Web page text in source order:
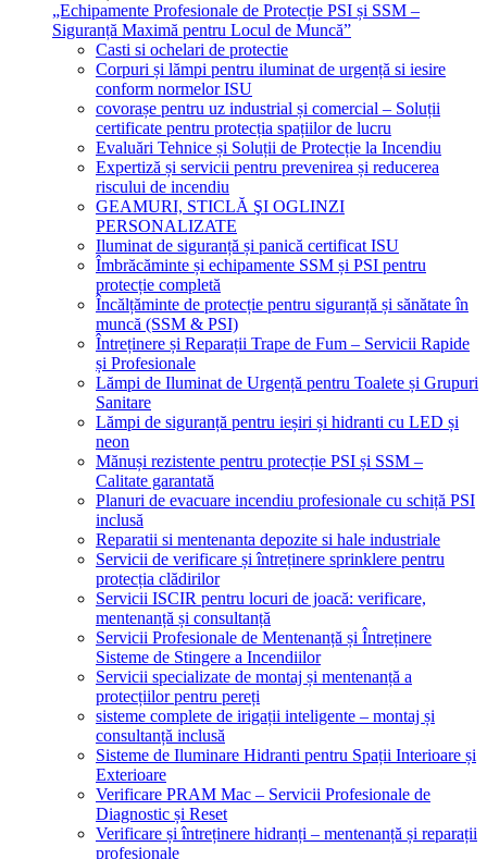
„Echipamente Profesionale de Protecție PSI și SSM –
Siguranță Maximă pentru Locul de Muncă”
Casti si ochelari de protectie
Corpuri și lămpi pentru iluminat de urgență si iesire
conform normelor ISU
covorașe pentru uz industrial și comercial – Soluții
certificate pentru protecția spațiilor de lucru
Evaluări Tehnice și Soluții de Protecție la Incendiu
Expertiză și servicii pentru prevenirea și reducerea
riscului de incendiu
GEAMURI, STICLĂ ŞI OGLINZI
PERSONALIZATE
Iluminat de siguranță și panică certificat ISU
Îmbrăcăminte și echipamente SSM și PSI pentru
protecție completă
Încălțăminte de protecție pentru siguranță și sănătate în
muncă (SSM & PSI)
Întreținere și Reparații Trape de Fum – Servicii Rapide
și Profesionale
Lămpi de Iluminat de Urgență pentru Toalete și Grupuri
Sanitare
Lămpi de siguranță pentru ieșiri și hidranti cu LED și
neon
Mănuși rezistente pentru protecție PSI și SSM –
Calitate garantată
Planuri de evacuare incendiu profesionale cu schiță PSI
inclusă
Reparatii si mentenanta depozite si hale industriale
Servicii de verificare și întreținere sprinklere pentru
protecția clădirilor
Servicii ISCIR pentru locuri de joacă: verificare,
mentenanță și consultanță
Servicii Profesionale de Mentenanță și Întreținere
Sisteme de Stingere a Incendiilor
Servicii specializate de montaj și mentenanță a
protecțiilor pentru pereți
sisteme complete de irigații inteligente – montaj și
consultanță inclusă
Sisteme de Iluminare Hidranti pentru Spații Interioare și
Exterioare
Verificare PRAM Mac – Servicii Profesionale de
Diagnostic și Reset
Verificare și întreținere hidranți – mentenanță și reparații
profesionale